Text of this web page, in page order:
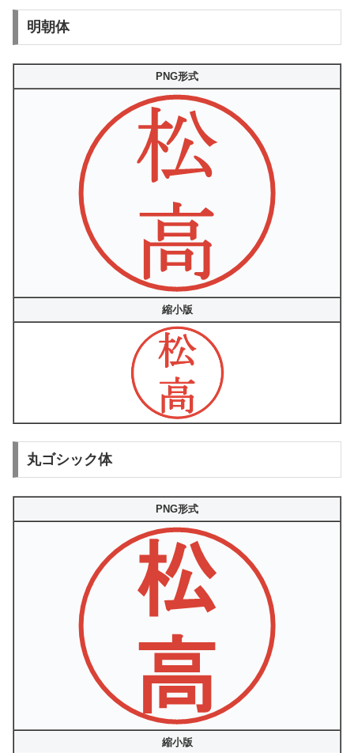
明朝体
PNG形式
縮小版
丸ゴシック体
PNG形式
縮小版